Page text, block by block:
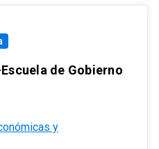
de Gobierno
y